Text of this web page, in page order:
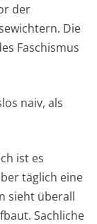
der
Die
Faschismus
naiv, als
ist es
täglich eine
sieht überall
Sachliche